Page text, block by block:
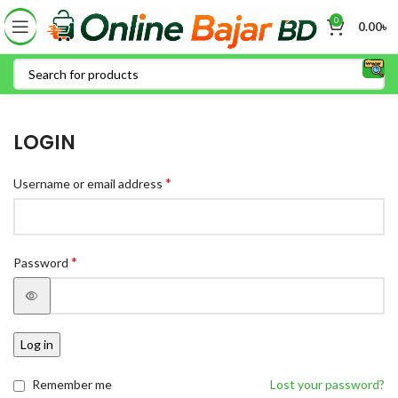
0 0.00৳
LOGIN
Username or email address *
Password *
Log in
Lost your password?
Remember me